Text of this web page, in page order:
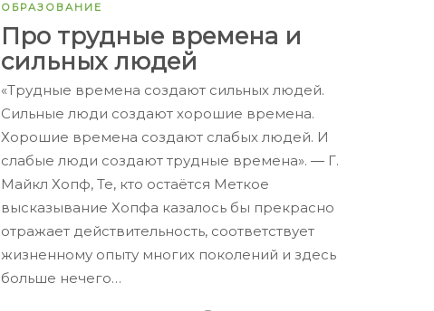
ОБРАЗОВАНИЕ
Про трудные времена и
сильных людей
«Трудные времена создают сильных людей.
Сильные люди создают хорошие времена.
Хорошие времена создают слабых людей. И
слабые люди создают трудные времена». ― Г.
Майкл Хопф, Те, кто остаётся Меткое
высказывание Хопфа казалось бы прекрасно
отражает действительность, соответствует
жизненному опыту многих поколений и здесь
больше нечего…